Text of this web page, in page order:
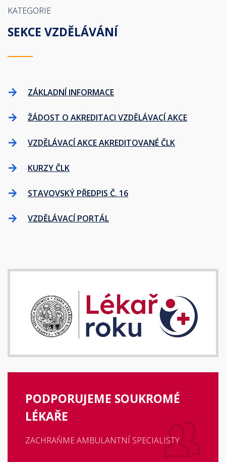
KATEGORIE
SEKCE VZDĚLÁVÁNÍ
ZÁKLADNÍ INFORMACE
ŽÁDOST O AKREDITACI VZDĚLÁVACÍ AKCE
VZDĚLÁVACÍ AKCE AKREDITOVANÉ ČLK
KURZY ČLK
STAVOVSKÝ PŘEDPIS Č. 16
VZDĚLÁVACÍ PORTÁL
PODPORUJEME SOUKROMÉ
LÉKAŘE
ZACHRAŇME AMBULANTNÍ SPECIALISTY